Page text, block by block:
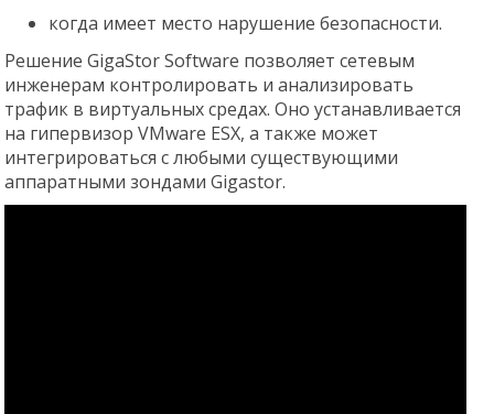
когда имеет место нарушение безопасности.
Решение GigaStor Software позволяет сетевым
инженерам контролировать и анализировать
трафик в виртуальных средах. Оно устанавливается
на гипервизор VMware ESX, а также может
интегрироваться с любыми существующими
аппаратными зондами Gigastor.